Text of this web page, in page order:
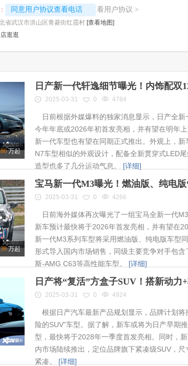
同意用户协议查看电话
4008194313-4733 查看用户协议 >
省武汉市洪山区青菱街红霞村 [查看地图]
逛逛
万起
日产新一代轩逸细节曝光！内饰配双
2025-03-31 0 4784
日前根据外媒爆料的独家消息显示，日产全新
今年年底或2026年初首发亮相，并有望在明年
新一代车型也有望在同期正式推出。外观上，
N7车型相似的外观设计，配备全新贯穿式LED
造型也多了几分运动气息。 [详细]
万起
宝马新一代M3曝光！燃油版、纯电版
2025-03-31 0 4266
日前海外媒体再次曝光了一组宝马全新一代
新车预计最快将于2026年首发亮相，并有望在
新一代M3系列车型将采用燃油版、纯电版车型
形式导入国内市场销售，同级主要竞争对手包
斯-AMG C63等高性能车型。 [详细]
日产将“复活”方盒子SUV！搭新动力
2025-03-31 0 4924
根据日产汽车最新产品规划显示，品牌计划将
险的SUV”车型。据了解，新车或将为日产早期
型，最快将于2028年一季度首发亮相。同时，
内市场陆续推出，定位品牌旗下紧凑级SUV，
紧凑。 [详细]